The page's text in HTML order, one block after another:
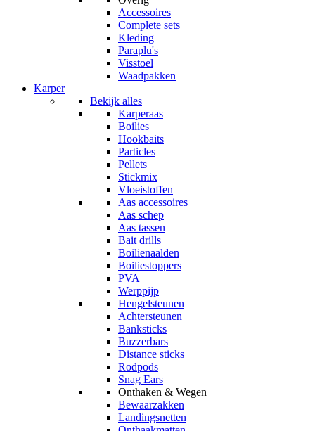
Accessoires
Complete sets
Kleding
Paraplu's
Visstoel
Waadpakken
Karper
Bekijk alles
Karperaas
Boilies
Hookbaits
Particles
Pellets
Stickmix
Vloeistoffen
Aas accessoires
Aas schep
Aas tassen
Bait drills
Boilienaalden
Boiliestoppers
PVA
Werppijp
Hengelsteunen
Achtersteunen
Banksticks
Buzzerbars
Distance sticks
Rodpods
Snag Ears
Onthaken & Wegen
Bewaarzakken
Landingsnetten